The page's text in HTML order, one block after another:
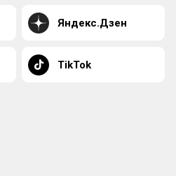
Яндекс.Дзен
TikTok